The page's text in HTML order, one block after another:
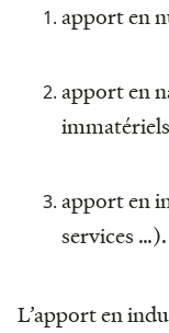
apport en
apport en
apport en
services …).
L’apport en